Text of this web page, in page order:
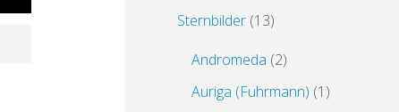
Sternbilder (13)
Andromeda (2)
Auriga (Fuhrmann) (1)